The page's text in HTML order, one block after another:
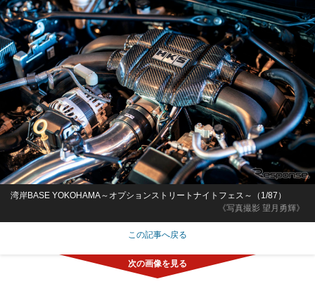
《写真撮影 望月勇輝》
湾岸BASE YOKOHAMA～オプションストリートナイトフェス～（1/87）
この記事へ戻る